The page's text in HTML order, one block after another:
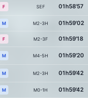
F SEF 01h58'57
M M2-3H 01h59'02
F M2-3F 01h59'18
M M4-5H 01h59'20
M M2-3H 01h59'42
M M0-1H 01h59'42